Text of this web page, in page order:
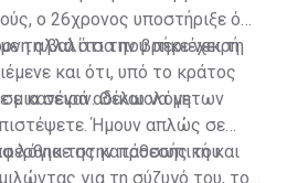
ο 26χρονος υποστήριξε ότι
αλλά ότι την βρήκε νεκρή
και ότι, υπό το κράτος
σειρά αδικαιολόγητων
τη βαλίτσα που περιέχει τη
κανέναν. Θέλω να με
Ήμουν απλώς σε
λόγια της κατάθεσής του.
στην προσωπική και
για τη σύζυγό του, το